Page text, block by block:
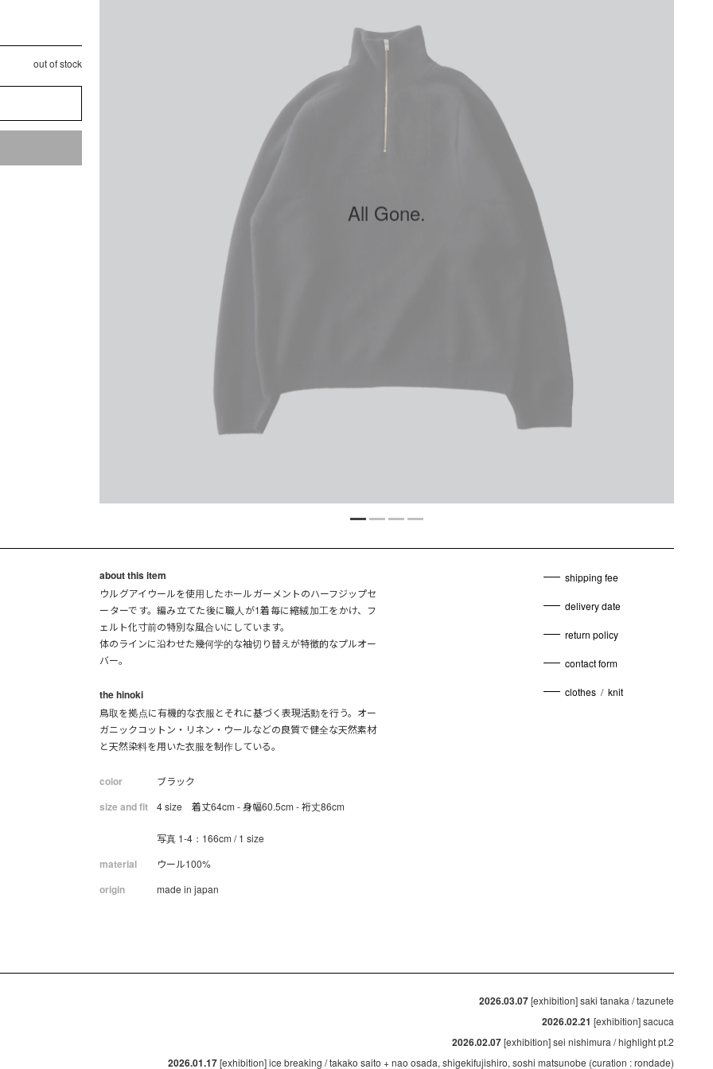
out of stock
about this item
ウルグアイウールを使用したホールガーメントのハーフジップセ
ーターです。編み立てた後に職人が1着毎に縮絨加工をかけ、フ
ェルト化寸前の特別な風合いにしています。
体のラインに沿わせた幾何学的な袖切り替えが特徴的なプルオー
バー。
the hinoki
鳥取を拠点に有機的な衣服とそれに基づく表現活動を行う。オー
ガニックコットン・リネン・ウールなどの良質で健全な天然素材
と天然染料を用いた衣服を制作している。
color ブラック
size and fit 4 size 着丈64cm - 身幅60.5cm - 裄丈86cm
写真 1-4：166cm / 1 size
material ウール100%
origin made in japan
shipping fee
delivery date
return policy
contact form
clothes / knit
2026.03.07[exhibition] saki tanaka / tazunete
2026.02.21 [exhibition] sacuca
2026.02.07[exhibition] sei nishimura / highlight pt.2
2026.01.17[exhibition] ice breaking / takako saito + nao osada, shigekifujishiro, soshi matsunobe (curation : rondade)